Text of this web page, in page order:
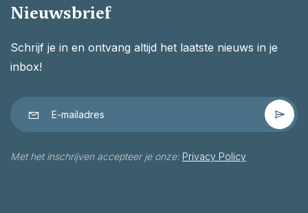
Nieuwsbrief
Schrijf je in en ontvang altijd het laatste nieuws in je
inbox!
Met het inschrijven accepteer je onze: Privacy Policy